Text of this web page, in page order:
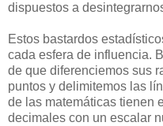
dispuestos a
Estos bastardos
cada esfera de influencia.
de que diferenciemos sus
puntos y delimitemos las
de las matemáticas tienen
decimales con un escalar